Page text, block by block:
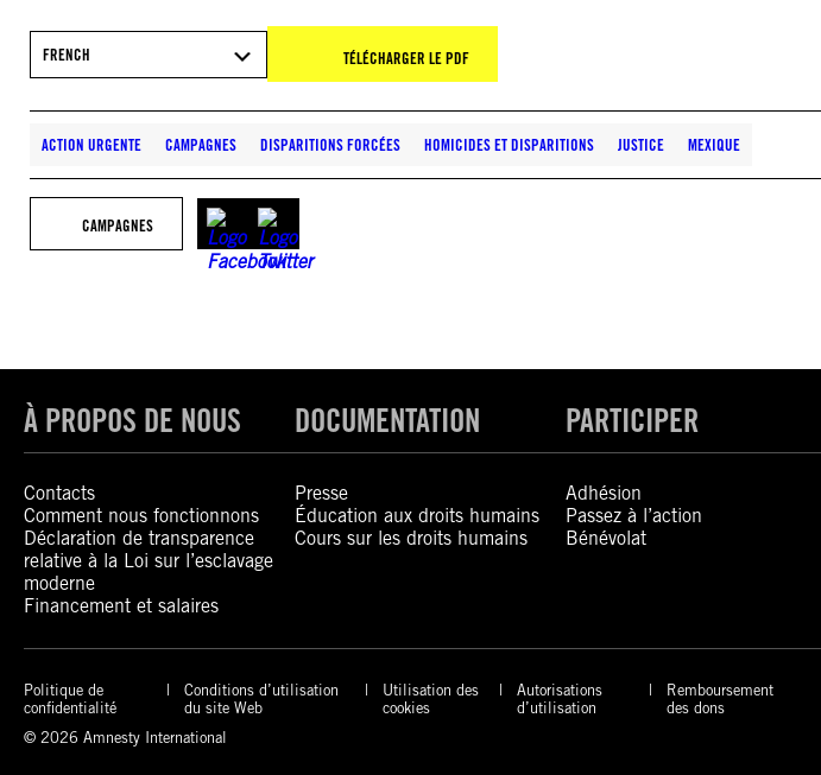
FRENCH TÉLÉCHARGER LE PDF
ACTION URGENTE CAMPAGNES DISPARITIONS FORCÉES HOMICIDES ET DISPARITIONS JUSTICE MEXIQUE
CAMPAGNES
À PROPOS DE NOUS
Contacts
Comment nous fonctionnons
Déclaration de transparence
relative à la Loi sur l’esclavage
moderne
Financement et salaires
DOCUMENTATION
Presse
Éducation aux droits humains
Cours sur les droits humains
PARTICIPER
Adhésion
Passez à l’action
Bénévolat
Politique de
confidentialité
Conditions d’utilisation
du site Web
Utilisation des
cookies
Autorisations
d’utilisation
Remboursement
des dons
© 2026 Amnesty International